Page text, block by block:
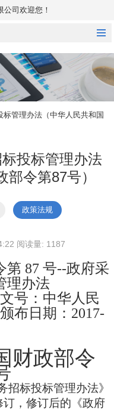
公司欢迎您！
管理办法（中华人民共和国
投标管理办法
部令第87号）
政策法规
阅读量: 1187
第 87 号--政府采
理办法
号：中华人民
布日期：2017-
财政部令
招标投标管理办法》
订，修订后的《政府